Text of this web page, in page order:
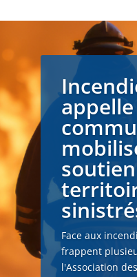
Face aux
frappent
l'Association